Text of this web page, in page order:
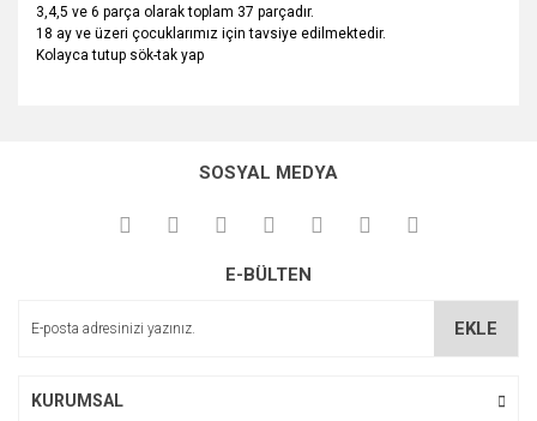
3,4,5 ve 6 parça olarak toplam 37 parçadır.
18 ay ve üzeri çocuklarımız için tavsiye edilmektedir.
Kolayca tutup sök-tak yap
kullanarak tarafımıza iletebilirsiniz.
Görüş ve önerileriniz için teşekkür ederiz.
Ürün açıklamasında eksik bilgiler bulunuyor.
SOSYAL MEDYA
E-BÜLTEN
EKLE
KURUMSAL